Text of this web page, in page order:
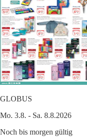
GLOBUS
Mo. 3.8. - Sa. 8.8.2026
Noch bis morgen gültig